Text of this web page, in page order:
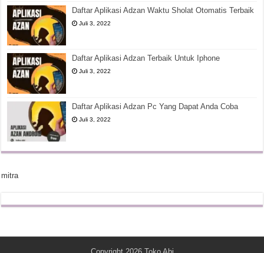
Daftar Aplikasi Adzan Waktu Sholat Otomatis Terbaik
Juli 3, 2022
Daftar Aplikasi Adzan Terbaik Untuk Iphone
Juli 3, 2022
Daftar Aplikasi Adzan Pc Yang Dapat Anda Coba
Juli 3, 2022
mitra